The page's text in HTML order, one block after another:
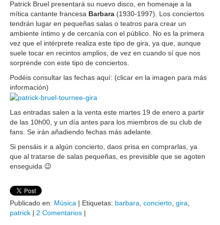
Patrick Bruel presentará su nuevo disco, en homenaje a la
mítica cantante francesa Barbara (1930-1997). Los conciertos
tendrán lugar en pequeñas salas o teatros para crear un
ambiente íntimo y de cercanía con el público. No es la primera
vez que el intérprete realiza este tipo de gira, ya que, aunque
suele tocar en recintos amplios, de vez en cuando sí que nos
sorprende con este tipo de conciertos.
Podéis consultar las fechas aquí: (clicar en la imagen para más
información)
Las entradas salen a la venta este martes 19 de enero a partir
de las 10h00, y un día antes para los miembros de su club de
fans. Se irán añadiendo fechas más adelante.
Si pensáis ir a algún concierto, daos prisa en comprarlas, ya
que al tratarse de salas pequeñas, es previsible que se agoten
enseguida 😉
Publicado en: Música | Etiquetas: barbara, concierto, gira,
patrick | 2 Comentarios |